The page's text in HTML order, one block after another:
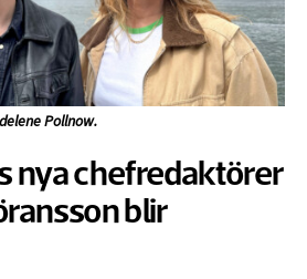
Pollnow.
nya chefredaktörer
blir